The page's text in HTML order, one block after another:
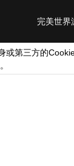
完美世界
或第三方的
。